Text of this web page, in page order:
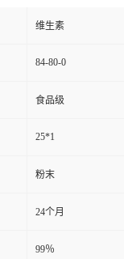
维生素
84-80-0
食品级
25*1
粉末
24个月
99％